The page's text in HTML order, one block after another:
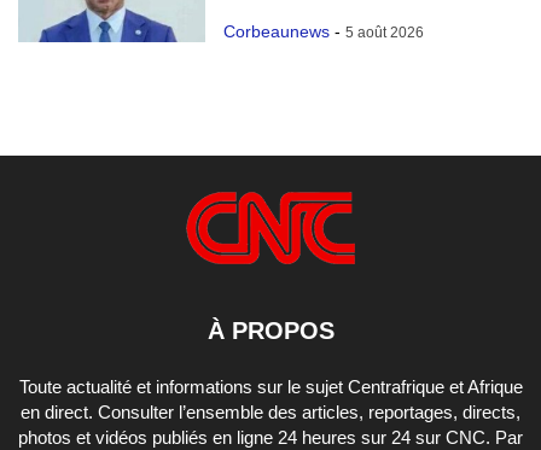
Corbeaunews - 5 août 2026
À PROPOS
Toute actualité et informations sur le sujet Centrafrique et Afrique
en direct. Consulter l’ensemble des articles, reportages, directs,
photos et vidéos publiés en ligne 24 heures sur 24 sur CNC. Par